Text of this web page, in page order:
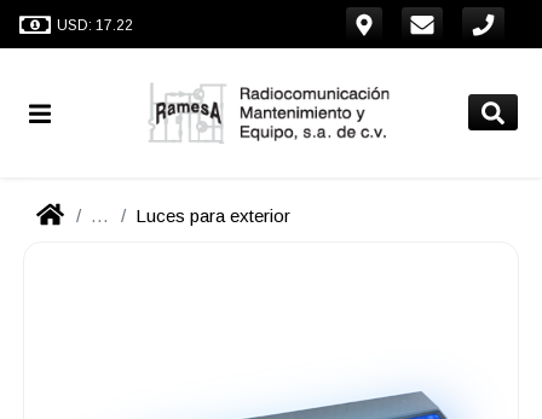
USD: 17.22
... Luces para exterior